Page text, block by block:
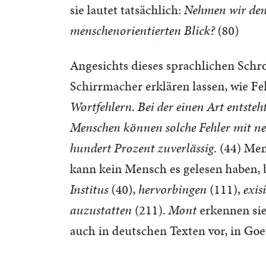
sie lautet tatsächlich: Nehmen wir
menschenorientierten Blick?(80)
Angesichts dieses sprachlichen
Schirrmacher erklären lassen, wie
Wortfehlern. Bei der einen Art
Menschen können solche Fehler mit
hundert Prozent zuverlässig. (44)
kann kein Mensch es gelesen
Institus (40),hervorbingen (111),
auzustatten (211). Monterkennen
auch in deutschen Texten vor, in